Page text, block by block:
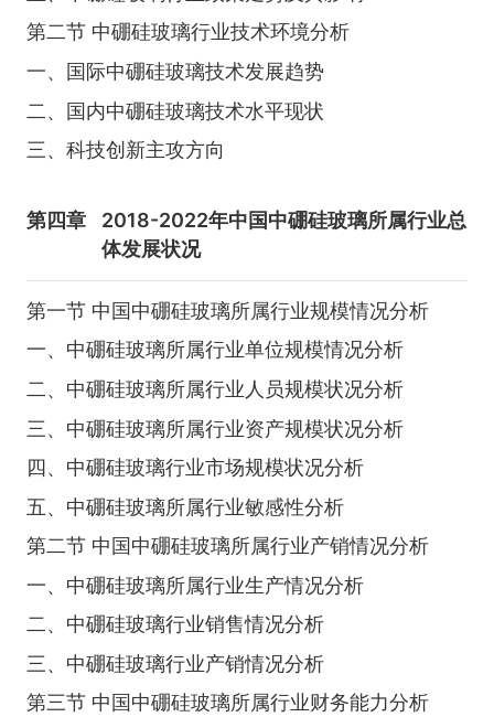
第二节 中硼硅玻璃行业技术环境分析
一、国际中硼硅玻璃技术发展趋势
二、国内中硼硅玻璃技术水平现状
三、科技创新主攻方向
第四章
2018-2022年中国中硼硅玻璃所属行业总
体发展状况
第一节 中国中硼硅玻璃所属行业规模情况分析
一、中硼硅玻璃所属行业单位规模情况分析
二、中硼硅玻璃所属行业人员规模状况分析
三、中硼硅玻璃所属行业资产规模状况分析
四、中硼硅玻璃行业市场规模状况分析
五、中硼硅玻璃所属行业敏感性分析
第二节 中国中硼硅玻璃所属行业产销情况分析
一、中硼硅玻璃所属行业生产情况分析
二、中硼硅玻璃行业销售情况分析
三、中硼硅玻璃行业产销情况分析
第三节 中国中硼硅玻璃所属行业财务能力分析